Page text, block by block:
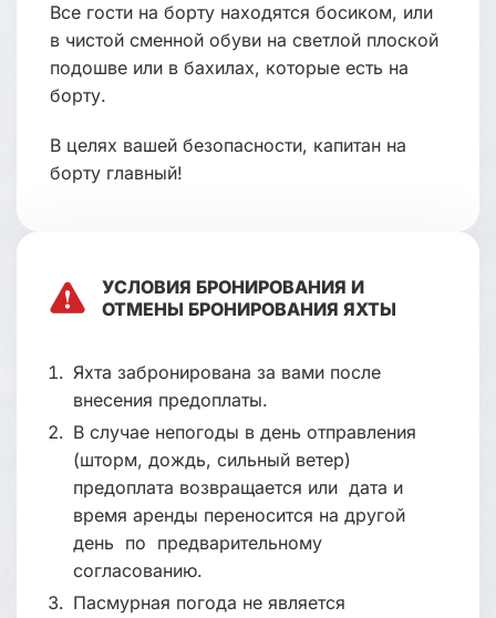
Все гости на борту находятся босиком, или
в чистой сменной обуви на светлой плоской
подошве или в бахилах, которые есть на
борту.
В целях вашей безопасности, капитан на
борту главный!
УСЛОВИЯ БРОНИРОВАНИЯ И
ОТМЕНЫ БРОНИРОВАНИЯ ЯХТЫ
Яхта забронирована за вами после
внесения предоплаты.
В случае непогоды в день отправления
(шторм, дождь, сильный ветер)
предоплата возвращается или дата и
время аренды переносится на другой
день по предварительному
согласованию.
Пасмурная погода не является